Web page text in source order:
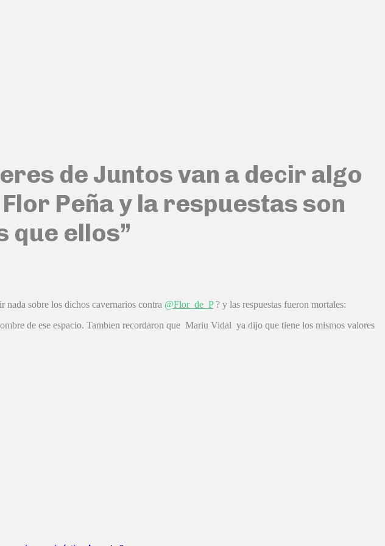
de Juntos van a decir algo
Peña y la respuestas son
que ellos”
sobre los dichos cavernarios contra @Flor_de_P? y las respuestas fueron mortales:
de ese espacio. Tambien recordaron que Mariu Vidal ya dijo que tiene los mismos valores